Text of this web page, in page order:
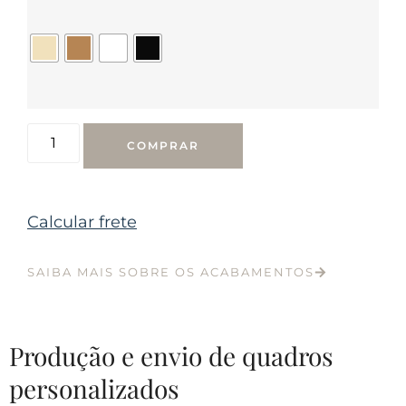
COMPRAR
Calcular frete
SAIBA MAIS SOBRE OS ACABAMENTOS
Produção e envio de quadros
personalizados